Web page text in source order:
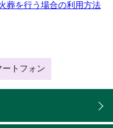
葬を行う場合の利用方法
ートフォン